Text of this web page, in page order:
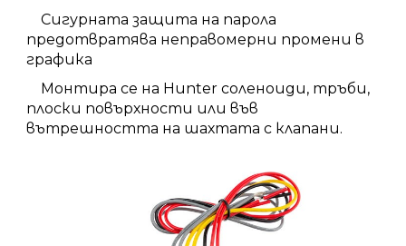
Сигурната защита на парола
предотвратява неправомерни промени в
графика
Монтира се на Hunter соленоиди, тръби,
плоски повърхности или във
вътрешността на шахтата с клапани.